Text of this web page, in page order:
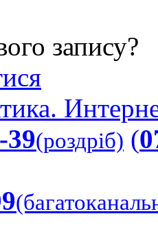
запису?
39(роздріб) (